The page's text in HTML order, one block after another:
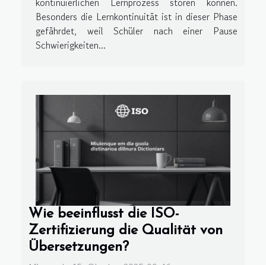
Besonders die Lernkontinuität ist in dieser Phase
gefährdet, weil Schüler nach einer Pause
Schwierigkeiten...
Wie beeinflusst die ISO-
Zertifizierung die Qualität von
Übersetzungen?